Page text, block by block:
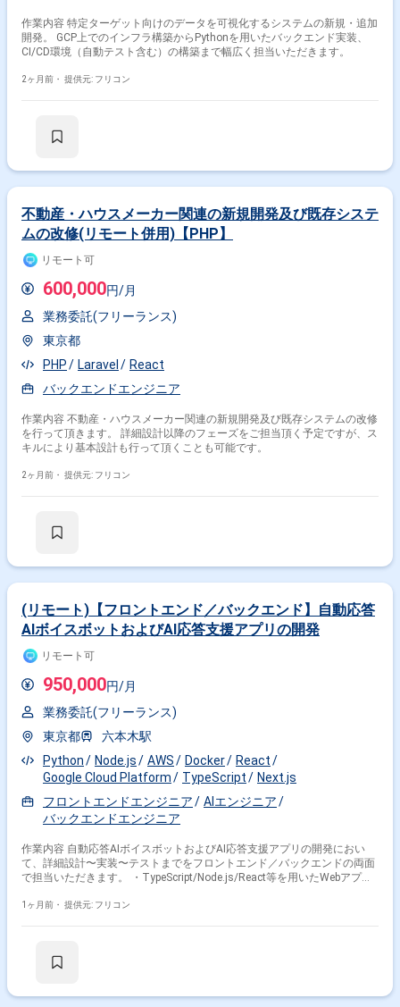
作業内容 特定ターゲット向けのデータを可視化するシステムの新規・追加
開発。 GCP上でのインフラ構築からPythonを用いたバックエンド実装、
CI/CD環境（自動テスト含む）の構築まで幅広く担当いただきます。
2ヶ月前・ 提供元: フリコン
不動産・ハウスメーカー関連の新規開発及び既存システ
ムの改修(リモート併用)【PHP】
リモート可
600,000円/月
業務委託(フリーランス)
東京都
PHP
Laravel
React
バックエンドエンジニア
作業内容 不動産・ハウスメーカー関連の新規開発及び既存システムの改修
を行って頂きます。 詳細設計以降のフェーズをご担当頂く予定ですが、ス
キルにより基本設計も行って頂くことも可能です。
2ヶ月前・ 提供元: フリコン
(リモート)【フロントエンド／バックエンド】自動応答
AIボイスボットおよびAI応答支援アプリの開発
リモート可
950,000円/月
業務委託(フリーランス)
東京都
六本木駅
Python
Node.js AWS Docker
React
Google Cloud Platform
TypeScript
Next.js
フロントエンドエンジニア
AIエンジニア
バックエンドエンジニア
作業内容 自動応答AIボイスボットおよびAI応答支援アプリの開発におい
て、詳細設計〜実装〜テストまでをフロントエンド／バックエンドの両面
で担当いただきます。 ・TypeScript/Node.js/React等を用いたWebアプ
ディングツールを活用したスピーディな開発と、コード品質・保守性の担
1ヶ月前・ 提供元: フリコン
掛け合わせ条件で絞り込む
職種で絞り込む
React × フロントエンドエンジニア
React × スマホアプリエンジニア
業界で絞り込む
React × 金融系